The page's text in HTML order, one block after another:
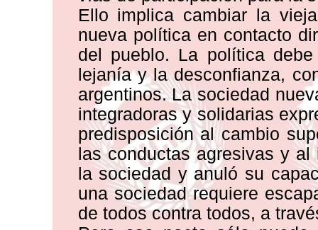
Ello implica cambiar la
nueva política en contacto
del pueblo. La política
lejanía y la desconfianza,
argentinos. La sociedad
integradoras y solidarias
predisposición al cambio
las conductas agresivas y
la sociedad y anuló su
una sociedad requiere
de todos contra todos, a